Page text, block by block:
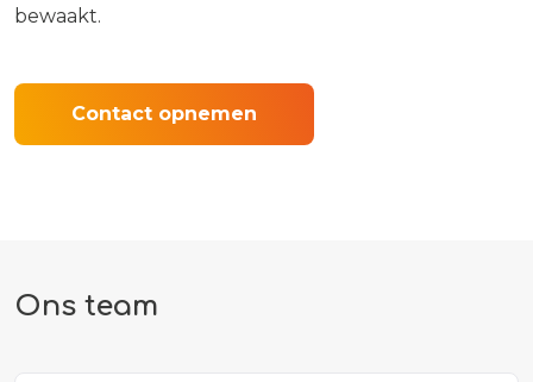
bewaakt.
Contact opnemen
Ons team